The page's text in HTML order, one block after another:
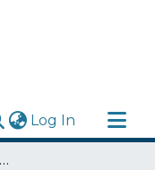
Log In (current)
Departamento de Obras Civiles